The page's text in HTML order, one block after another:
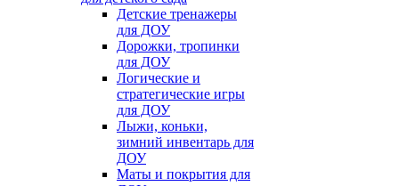
Детские тренажеры
для ДОУ
Дорожки, тропинки
для ДОУ
Логические и
стратегические игры
для ДОУ
Лыжи, коньки,
зимний инвентарь для
ДОУ
Маты и покрытия для